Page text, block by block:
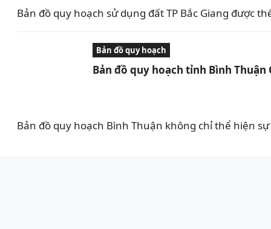
Bản đồ quy hoạch sử dụng đất TP Bắc Giang được
Bản đồ quy hoạch
Bản đồ quy hoạch tỉnh Bình Thuận
Bản đồ quy hoạch Bình Thuận không chỉ thể hiện